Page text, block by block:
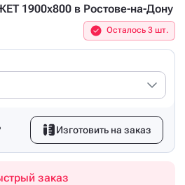
1900x800 в Ростове-на-Дону
Осталось 3 шт.
Изготовить на заказ
заказ